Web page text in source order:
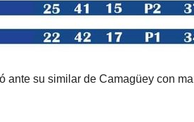
ante su similar de Camagüey con